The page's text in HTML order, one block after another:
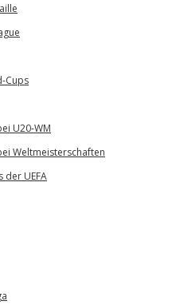
Cups
U20-WM
Weltmeisterschaften
der UEFA